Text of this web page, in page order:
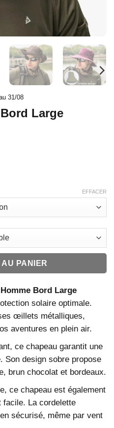
31/08
Large
EFFACER
PANIER
Bord Large
solaire optimale.
œillets métalliques,
aventures en plein air.
ce chapeau garantit une
Son design sobre propose
brun chocolat et bordeaux.
ce chapeau est également
facile. La cordelette
sécurisé, même par vent